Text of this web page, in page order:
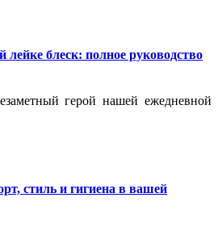
блеск: полное руководство
герой нашей ежедневной
стиль и гигиена в вашей